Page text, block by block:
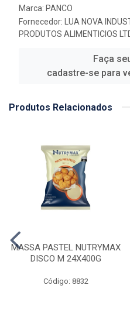
Marca: PANCO
Fornecedor:
LUA NOVA
PRODUTOS ALIMENTICIOS
Faça
cadastre-se para
Produtos Relacionados
MASSA PASTEL NUTRYMAX
DISCO M 24X400G
Código: 8832